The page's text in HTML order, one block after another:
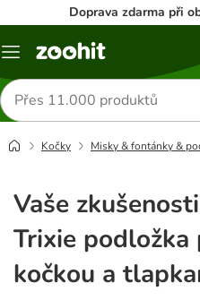
Doprava zdarma při
Menu
Hledat
produkty
Kočky Misky & fontánky &
Vaše
Trixie podložka
kočkou a